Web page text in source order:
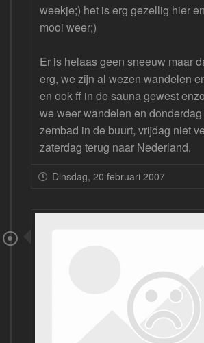
weekje;) het is erg gezellig hier
mooi weer;)
Er is helaas geen sneeuw maar
erg, we zijn al wezen wandelen
en ook ff in de sauna gewest
we weer wandelen en
zembad in de buurt, vrijdag niet
zaterdag terug naar Nederland.
Dinsdag, 20 februari 2007